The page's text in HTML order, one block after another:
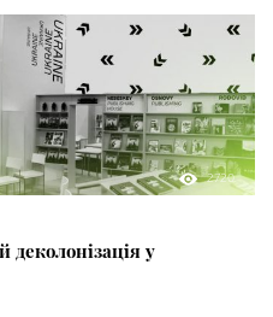
2720
деколонізація у